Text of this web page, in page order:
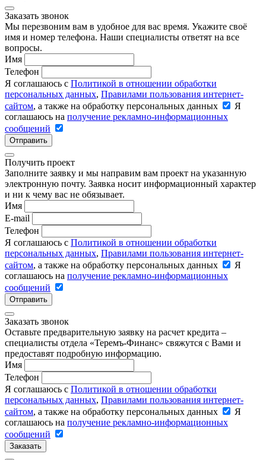
Заказать звонок
Мы перезвоним вам в удобное для вас время. Укажите своё
имя и номер телефона. Наши специалисты ответят на все
вопросы.
Имя
Телефон
Я соглашаюсь с Политикой в отношении обработки
персональных данных, Правилами пользования интернет-
сайтом, а также на обработку персональных данных
Я
соглашаюсь на получение рекламно-информационных
сообщений
Отправить
Получить проект
Заполните заявку и мы направим вам проект на указанную
электронную почту. Заявка носит информационный характер
и ни к чему вас не обязывает.
Имя
E-mail
Телефон
Я соглашаюсь с Политикой в отношении обработки
персональных данных, Правилами пользования интернет-
сайтом, а также на обработку персональных данных
Я
соглашаюсь на получение рекламно-информационных
сообщений
Отправить
Заказать звонок
Оставьте предварительную заявку на расчет кредита –
специалисты отдела «Теремъ-Финанс» свяжутся с Вами и
предоставят подробную информацию.
Имя
Телефон
Я соглашаюсь с Политикой в отношении обработки
персональных данных, Правилами пользования интернет-
сайтом, а также на обработку персональных данных
Я
соглашаюсь на получение рекламно-информационных
сообщений
Заказать